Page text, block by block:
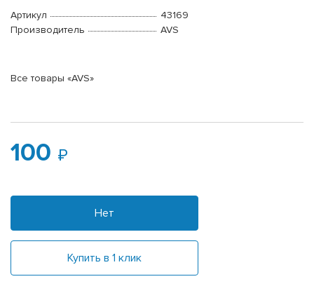
Артикул
43169
Производитель
AVS
Все товары «AVS»
100
Нет
Купить в 1 клик